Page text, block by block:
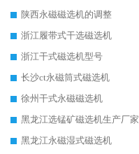
陕西永磁磁选机的调整
浙江履带式干选磁选机
浙江干式磁选机型号
长沙ct永磁筒式磁选机
徐州干式永磁磁选机
黑龙江选锰矿磁选机生产厂家
黑龙江永磁湿式磁选机